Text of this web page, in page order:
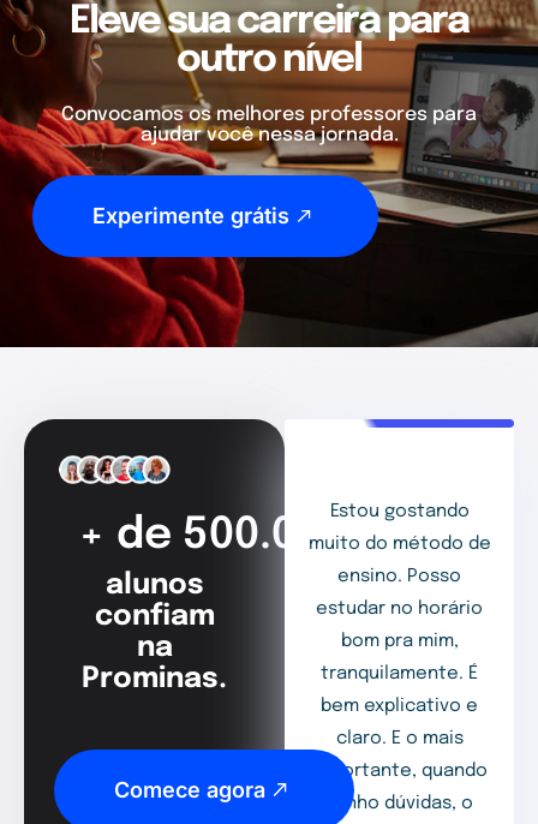
Eleve sua carreira para
outro nível
Convocamos os melhores professores para
ajudar você nessa jornada.
Experimente grátis
+ de 500.000
alunos
confiam
na
Prominas.
Comece agora
Estou gostando
muito do método de
ensino. Posso
estudar no horário
bom pra mim,
tranquilamente. É
bem explicativo e
claro. E o mais
importante, quando
tenho dúvidas, o